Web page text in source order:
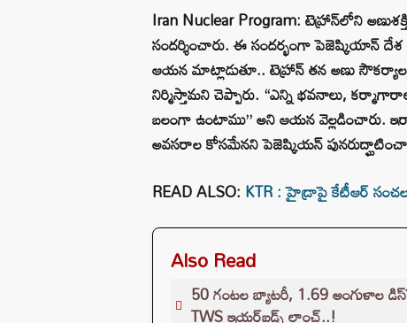
Iran Nuclear Program: టెహ్రాన్‌లోని
సందర్శించారు. ఈ సందర్భంగా పెజెష్కియాన్ దేశ
ఆయన మాట్లాడుతూ.. టెహ్రాన్ తన అణు
నిర్మిస్తామని చెప్పారు. “ఎన్ని భవనాలు,
బలంగా ఉంటాము” అని ఆయన వెల్లడించారు.
అవసరాల కోసమేనని పెజెష్కియన్
READ ALSO: KTR : హైడ్రాపై కేటీఆర్
Also Read
50 గంటల బ్యాటరీ, 1.69 అంగుళాల
TWS ఇయర్‌బడ్స్ లాంచ్..!